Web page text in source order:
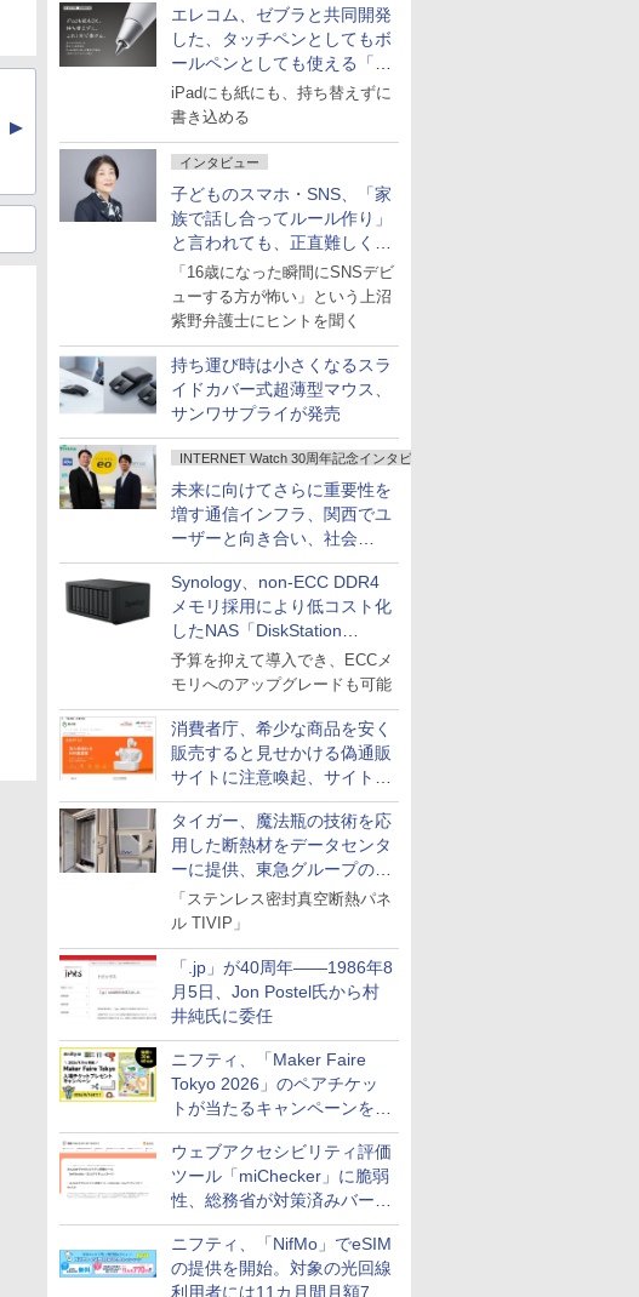
エレコム、ゼブラと共同開発
した、タッチペンとしてもボ
ールペンとしても使える「ス
タイラスツーウェイ」発売
iPadにも紙にも、持ち替えずに
書き込める
インタビュー
子どものスマホ・SNS、「家
族で話し合ってルール作り」
と言われても、正直難しくな
いですか？
「16歳になった瞬間にSNSデビ
ューする方が怖い」という上沼
紫野弁護士にヒントを聞く
持ち運び時は小さくなるスラ
イドカバー式超薄型マウス、
サンワサプライが発売
INTERNET Watch 30周年記念インタビュー
未来に向けてさらに重要性を
増す通信インフラ、関西でユ
ーザーと向き合い、社会
の“あたらしい”を起動し続け
る～オプテージ
Synology、non-ECC DDR4
メモリ採用により低コスト化
したNAS「DiskStation
neo+」シリーズ
予算を抑えて導入でき、ECCメ
モリへのアップグレードも可能
消費者庁、希少な商品を安く
販売すると見せかける偽通販
サイトに注意喚起、サイト名
とドメイン名を公表
タイガー、魔法瓶の技術を応
用した断熱材をデータセンタ
ーに提供、東急グループの実
証実験で
「ステンレス密封真空断熱パネ
ル TIVIP」
「.jp」が40周年――1986年8
月5日、Jon Postel氏から村
井純氏に委任
ニフティ、「Maker Faire
Tokyo 2026」のペアチケッ
トが当たるキャンペーンをX
で実施。8月16日まで
ウェブアクセシビリティ評価
ツール「miChecker」に脆弱
性、総務省が対策済みバージ
ョンへの更新を呼び掛け
ニフティ、「NifMo」でeSIM
の提供を開始。対象の光回線
利用者には11カ月間月額770
▲